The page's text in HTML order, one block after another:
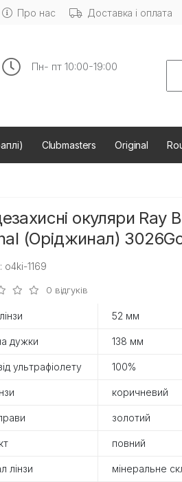
Про нас Доставка і оплата
Пн- пт 10:00-19:00
Clubmasters Original
окуляри Ray
(Оріджинал)
1169
0 відгуків
52 мм
дужки 138 мм
ультрафіолету 100%
коричневий
золотий
повний
лінзи мінеральне